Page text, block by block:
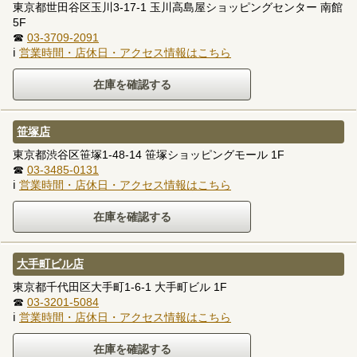
東京都世田谷区玉川3-17-1 玉川高島屋ショッピングセンター 南館
5F
☎ 03-3709-2091
ℹ 営業時間・店休日・アクセス情報はこちら
笹塚店
東京都渋谷区笹塚1-48-14 笹塚ショッピングモール 1F
☎ 03-3485-0131
ℹ 営業時間・店休日・アクセス情報はこちら
大手町ビル店
東京都千代田区大手町1-6-1 大手町ビル 1F
☎ 03-3201-5084
ℹ 営業時間・店休日・アクセス情報はこちら